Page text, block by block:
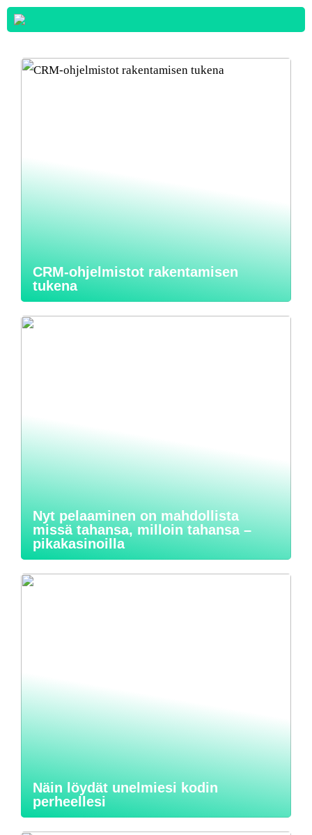
CRM-ohjelmistot rakentamisen
tukena
Nyt pelaaminen on mahdollista
missä tahansa, milloin tahansa –
pikakasinoilla
Näin löydät unelmiesi kodin
perheellesi